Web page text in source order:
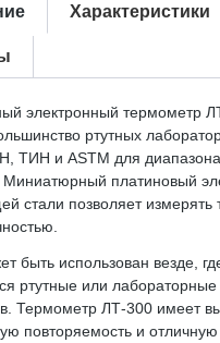
Характеристики
электронный термометр
ртутных
ТИН и ASTM для
платиновый
стали позволяет измерять
быть использован везде,
ртутные или
Термометр ЛТ-300 имеет
повторяемость и отличную